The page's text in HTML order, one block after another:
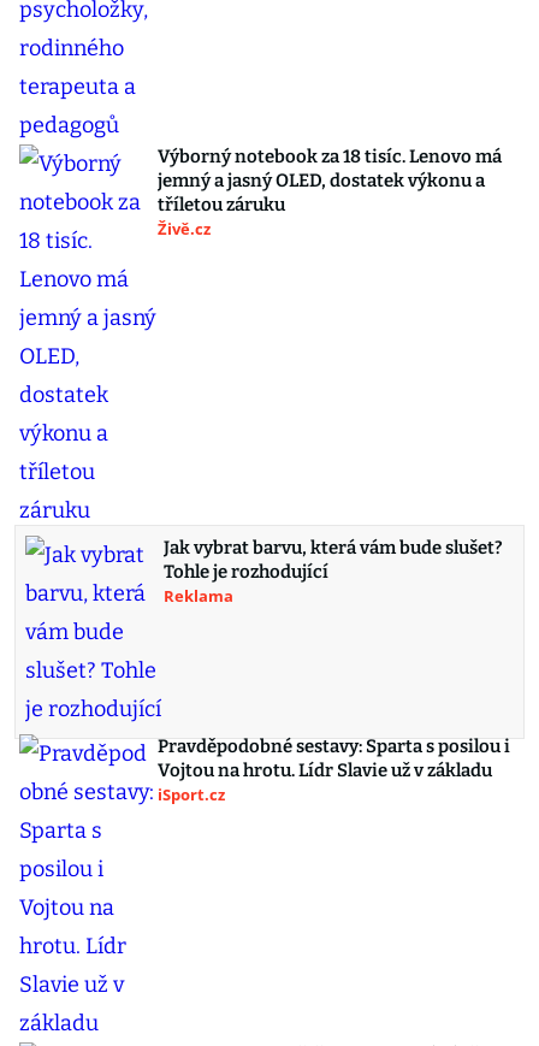
Výborný notebook za 18 tisíc. Lenovo má
jemný a jasný OLED, dostatek výkonu a
tříletou záruku
Živě.cz
Jak vybrat barvu, která vám bude slušet?
Tohle je rozhodující
Reklama
Pravděpodobné sestavy: Sparta s posilou i
Vojtou na hrotu. Lídr Slavie už v základu
iSport.cz